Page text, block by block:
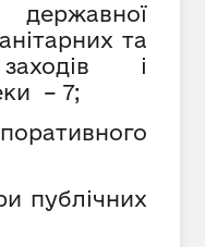
та
заходів і
– 7;
публічних